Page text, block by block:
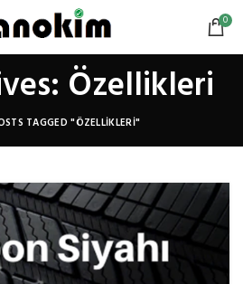
0
Özellikleri
TAGGED "ÖZELLIKLERI"